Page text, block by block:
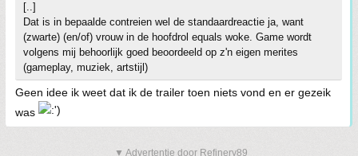
[..]
Dat is in bepaalde contreien wel de standaardreactie ja, want
(zwarte) (en/of) vrouw in de hoofdrol equals woke. Game wordt
volgens mij behoorlijk goed beoordeeld op z'n eigen merites
(gameplay, muziek, artstijl)
Geen idee ik weet dat ik de trailer toen niets vond en er gezeik
was
▼ Advertentie door Refinery89